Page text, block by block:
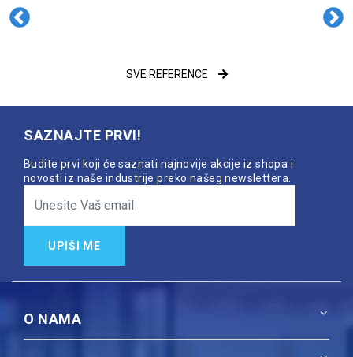
SVE REFERENCE
SAZNAJTE PRVI!
Budite prvi koji će saznati najnovije akcije iz shopa i
novosti iz naše industrije preko našeg newslettera.
UPIŠI ME
O NAMA